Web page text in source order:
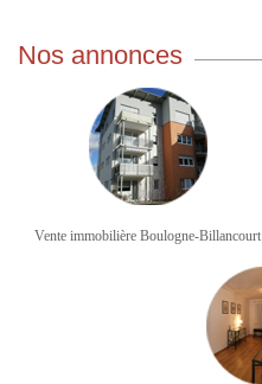
Nos annonces
Vente immobilière Boulogne-Billancourt